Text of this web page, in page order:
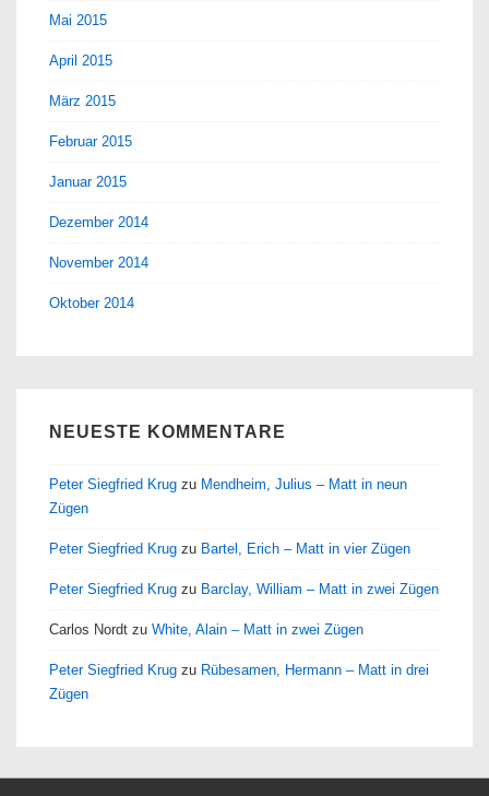
Mai 2015
April 2015
März 2015
Februar 2015
Januar 2015
Dezember 2014
November 2014
Oktober 2014
NEUESTE KOMMENTARE
Peter Siegfried Krug zu Mendheim, Julius – Matt in neun
Zügen
Peter Siegfried Krug zu Bartel, Erich – Matt in vier Zügen
Peter Siegfried Krug zu Barclay, William – Matt in zwei Zügen
Carlos Nordt zu White, Alain – Matt in zwei Zügen
Peter Siegfried Krug zu Rübesamen, Hermann – Matt in drei
Zügen